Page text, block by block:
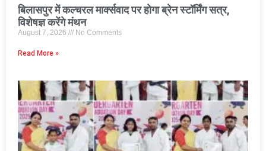
बिलासपुर में कल्चरल मार्क्सवाद पर होगा ब्रेन स्टॉर्मिंग सत्र,
विशेषज्ञ करेंगे मंथन
August 7, 2026 No Comments
Read More »